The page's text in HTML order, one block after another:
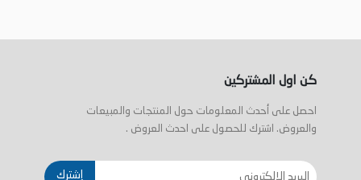
كن اول المشتركين
احصل على أحدث المعلومات حول المنتجات والمبيعات
والعروض. اشترك للحصول على احدث العروض .
إشترك